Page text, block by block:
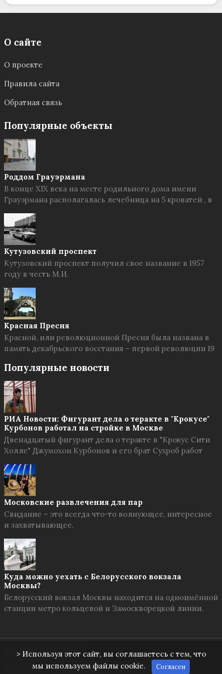
О сайте
О проекте
Правила сайта
Обратная связь
Популярные объекты
Роддом Грауэрмана
В конце XIX века на месте родильного дома имени
Грауэрмана располагалась лечебница на 5 кроватей , в
Кутузовский проспект
Кутузовский проспект получил свое название в 1957
году в честь М.И.
Красная Пресня
Красной, или революционной Пресня была названа в
память декабрьского восстания – первой революции 19
Популярные новости
РИА Новости: Фигурант дела о теракте в "Крокусе"
Курбонов работал на стройке в Москве
Двенадцатый фигурант дела о теракте в "Крокус Сити
Холле" Джумохон Курбонов и его брат Сухроб работ
Московские развлечения для пар
Свидание – это всегда что-то волнующее, интересное
и захватывающее.
Куда можно уехать с Белорусского вокзала
Москвы?
Белорусский вокзал Москвы находится на одноимённой
станции метро кольцевой и Замоскворецкой линии.
Твоя Москва © 2026
О проекте
Правила сайта Обратная связь
> Используя этот сайт, вы соглашаетесь с тем, что
мы используем файлы cookie.
Согласен